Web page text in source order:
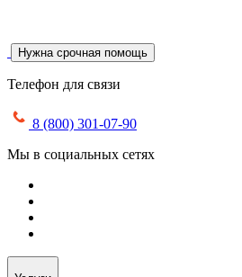
Нужна срочная помощь
Телефон для связи
8 (800) 301-07-90
Мы в социальных сетях